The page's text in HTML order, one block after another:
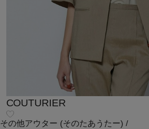
COUTURIER
その他アウター (そのたあうたー) /